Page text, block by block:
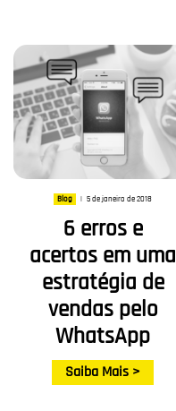
Blog | 5 de janeiro de 2018
6 erros e
acertos em uma
estratégia de
vendas pelo
WhatsApp
Saiba Mais >